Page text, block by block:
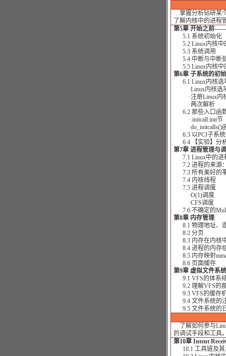
掌握分析钻研某
了解内核中的进程
第5章 开始之前
5.1 系统初始化
5.2 Linux内核中
5.3 系统调用
5.4 中断与中断
5.5 Linux内核中
第6章 子系统的初
6.1 Linux内核选
·Linux内核选
·注册Linux内
·两次解析
6.2 那些入口函
·.initcall.init节
·do_initcalls()
6.3 以PCI子系统
6.4 【实验】分
第7章 进程管理与
7.1 Linux中的进
7.2 进程的来源
7.3 所有美好的
7.4 内核线程
7.5 进程调度
·O(1)调度
·CFS调度
7.6 不确定的
第8章 内存管理
8.1 物理地址、
8.2 分页
8.3 内存在内核
8.4 进程的内存
8.5 内存映射
8.6 页面缓存
第9章 虚拟文件系
9.1 VFS的体系
9.2 理解VFS的
9.3 VFS的缓存
9.4 文件系统的
9.5 文件系统的
了解如何参与
的调试手段和工具
第10章 Intent
10.1 工具链及其